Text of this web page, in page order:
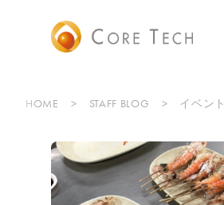
HOME STAFF BLOG イベント